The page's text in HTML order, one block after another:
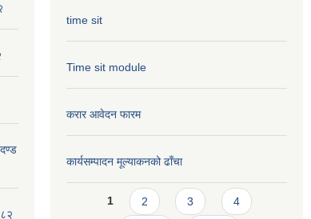
time sit
Time sit module
करार आवेदन फारम
कार्यसम्पादन मूल्या‌कनको ढाँचा
Pages
1 2 3 4